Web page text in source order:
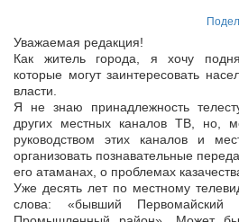
Уважаемая редакция!
Как житель города, я хочу
которые могут заинтересовать
власти.
Я не знаю принадлежность
других местных каналов ТВ, но,
руководством этих каналов и
организовать познавательные
его атаманах, о проблемах
Уже десять лет по местному
слова: «бывший